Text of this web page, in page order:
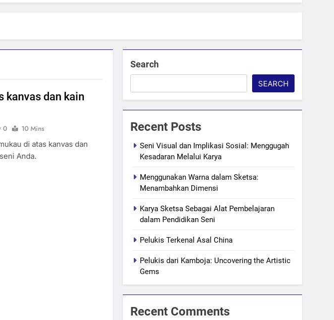
kanvas dan kain
0
10 Mins
di atas kanvas dan
Anda.
Search
SEARCH
Recent Posts
Seni Visual dan Implikasi Sosial: Menggugah
Kesadaran Melalui Karya
Menggunakan Warna dalam Sketsa:
Menambahkan Dimensi
Karya Sketsa Sebagai Alat Pembelajaran
dalam Pendidikan Seni
Pelukis Terkenal Asal China
Pelukis dari Kamboja: Uncovering the Artistic
Gems
Recent Comments